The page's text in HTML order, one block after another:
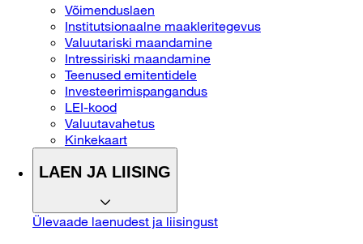
Võimenduslaen
Institutsionaalne maakleritegevus
Valuutariski maandamine
Intressiriski maandamine
Teenused emitentidele
Investeerimispangandus
LEI-kood
Valuutavahetus
Kinkekaart
LAEN JA LIISING
Ülevaade laenudest ja liisingust